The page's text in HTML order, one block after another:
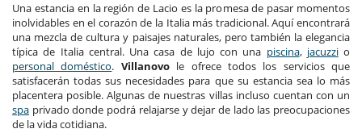
Una estancia en la región de Lacio es la promesa de pasar momentos
inolvidables en el corazón de la Italia más tradicional. Aquí encontrará
una mezcla de cultura y paisajes naturales, pero también la elegancia
típica de Italia central. Una casa de lujo con una piscina, jacuzzio
personal doméstico. Villanovole ofrece todos los servicios que
satisfacerán todas sus necesidades para que su estancia sea lo más
placentera posible. Algunas de nuestras villas incluso cuentan con un
spa privado donde podrá relajarse y dejar de lado las preocupaciones
de la vida cotidiana.